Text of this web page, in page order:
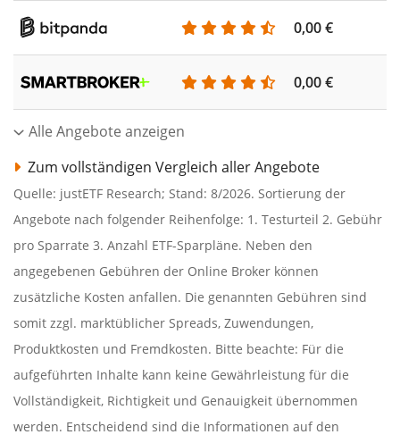
0,00 €
0,00 €
Alle Angebote anzeigen
Zum vollständigen Vergleich aller Angebote
Quelle: justETF Research; Stand: 8/2026. Sortierung der
Angebote nach folgender Reihenfolge: 1. Testurteil 2. Gebühr
pro Sparrate 3. Anzahl ETF-Sparpläne. Neben den
angegebenen Gebühren der Online Broker können
zusätzliche Kosten anfallen. Die genannten Gebühren sind
somit zzgl. marktüblicher Spreads, Zuwendungen,
Produktkosten und Fremdkosten. Bitte beachte: Für die
aufgeführten Inhalte kann keine Gewährleistung für die
Vollständigkeit, Richtigkeit und Genauigkeit übernommen
werden. Entscheidend sind die Informationen auf den